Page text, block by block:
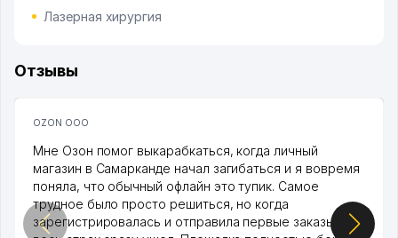
Лазерная хирургия
Отзывы
OZON ООО
Мне Озон помог выкарабкаться, когда личный
магазин в Самарканде начал загибаться и я вовремя
поняла, что обычный офлайн это тупик. Самое
трудное было просто решиться, но когда
зарегистрировалась и отправила первые заказы,